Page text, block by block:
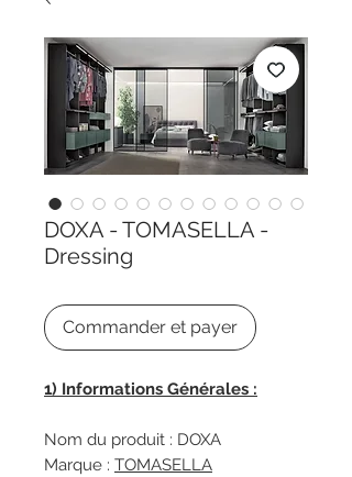
DOXA - TOMASELLA -
Dressing
Commander et payer
1) Informations Générales :
Nom du produit : DOXA
Marque : TOMASELLA